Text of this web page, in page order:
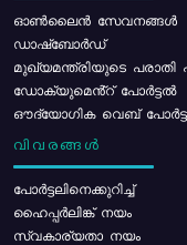
ഓൺലൈൻ സേവനങ്ങൾ
ഡാഷ്ബോർഡ്
മുഖ്യമന്ത്രിയുടെ പരാതി
ഡോക്യുമെൻ്റ് പോർട്ടൽ
ഔദ്യോഗിക വെബ്
വിവരങ്ങൾ
പോര്‍ട്ടലിനെക്കുറിച്ച്
ഹൈപ്പർലിങ്ക് നയം
സ്വകാര്യതാ നയം